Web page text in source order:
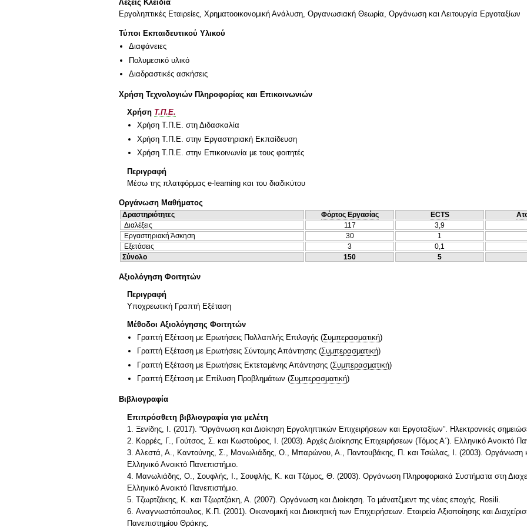
Λέξεις Κλειδιά
Εργοληπτικές Εταιρείες, Χρηματοοικονομική Ανάλυση, Οργανωσιακή Θεωρία, Οργάνωση και Λειτουργία Εργοταξίων
Τύποι Εκπαιδευτικού Υλικού
Διαφάνειες
Πολυμεσικό υλικό
Διαδραστικές ασκήσεις
Χρήση Τεχνολογιών Πληροφορίας και Επικοινωνιών
Χρήση Τ.Π.Ε.
Χρήση Τ.Π.Ε. στη Διδασκαλία
Χρήση Τ.Π.Ε. στην Εργαστηριακή Εκπαίδευση
Χρήση Τ.Π.Ε. στην Επικοινωνία με τους φοιτητές
Περιγραφή
Μέσω της πλατφόρμας e-learning και του διαδικύτου
Οργάνωση Μαθήματος
Δραστηριότητες Φόρτος Εργασίας ECTS
Διαλέξεις
117 3,9
Εργαστηριακή Άσκηση
30 1
Εξετάσεις
3 0,1
Σύνολο
150 5
Αξιολόγηση Φοιτητών
Περιγραφή
Υποχρεωτική Γραπτή Εξέταση
Μέθοδοι Αξιολόγησης Φοιτητών
Γραπτή Εξέταση με Ερωτήσεις Πολλαπλής Επιλογής (Συμπερασματική)
Γραπτή Εξέταση με Ερωτήσεις Σύντομης Απάντησης (Συμπερασματική)
Γραπτή Εξέταση με Ερωτήσεις Εκτεταμένης Απάντησης (Συμπερασματική)
Γραπτή Εξέταση με Επίλυση Προβλημάτων (Συμπερασματική)
Βιβλιογραφία
Επιπρόσθετη βιβλιογραφία για μελέτη
1. Ξενίδης, Ι. (2017). “Οργάνωση και Διοίκηση Εργοληπτικών Επιχειρήσεων και Εργοταξίων”. Ηλεκτρονικές
2. Κορρές, Γ., Γούτσος, Σ. και Κωστούρος, Ι. (2003). Αρχές Διοίκησης Επιχειρήσεων (Τόμος Α΄). Ελληνικό Ανοικτό
3. Αλεστά, Α., Καντούνης, Σ., Μανωλιάδης, Ο., Μπαρώνου, Α., Παντουβάκης, Π. και Τσώλας, Ι. (2003). Οργάνωση
Ελληνικό Ανοικτό Πανεπιστήμιο.
4. Μανωλιάδης, Ο., Σουφλής, Ι., Σουφλής, Κ. και Τζάμος, Θ. (2003). Οργάνωση Πληροφοριακά Συστήματα στη
Ελληνικό Ανοικτό Πανεπιστήμιο.
5. Τζωρτζάκης, Κ. και Τζωρτζάκη, Α. (2007). Οργάνωση και Διοίκηση. Το μάνατζμεντ της νέας εποχής. Rosili.
6. Αναγνωστόπουλος, Κ.Π. (2001). Οικονομική και Διοικητική των Επιχειρήσεων. Εταιρεία Αξιοποίησης και
Πανεπιστημίου Θράκης.